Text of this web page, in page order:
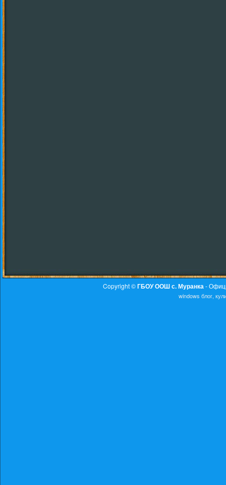
Copyright ©ГБОУ ООШ с. Муранка -
windows блог,